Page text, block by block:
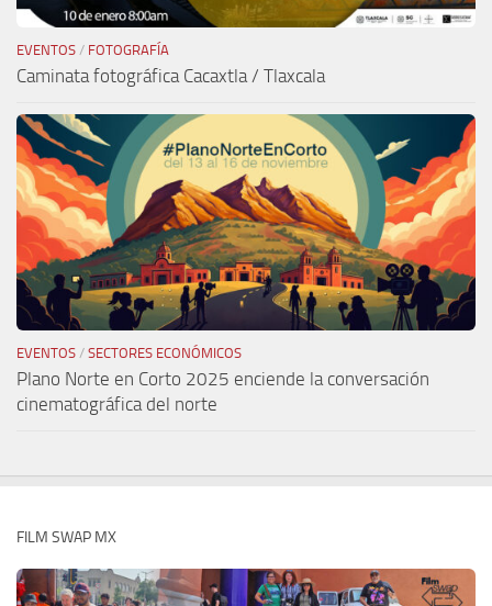
EVENTOS / FOTOGRAFÍA
Caminata fotográfica Cacaxtla / Tlaxcala
EVENTOS / SECTORES ECONÓMICOS
Plano Norte en Corto 2025 enciende la conversación
cinematográfica del norte
FILM SWAP MX